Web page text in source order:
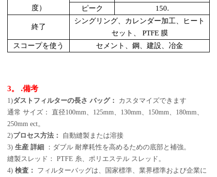
度）
ピーク
150.
終了
シングリング、カレンダー加工、ヒート
セット、 PTFE 膜
スコープを使う
セメント、鋼、建設、冶金
3。 .備考
1)ダストフィルターの長さ バッグ： カスタマイズできます
通常 サイズ： 直径100mm、125mm、130mm、150mm、180mm、
250mm ect。
2)プロセス方法：
自動縫製または溶接
3) 生産 詳細
：ダブル 耐摩耗性を高めるための底部と補強。
縫製スレッド： PTFE 糸、ポリエステル スレッド。
4) 検査： フィルターバッグは、国家標準、業界標準および企業に